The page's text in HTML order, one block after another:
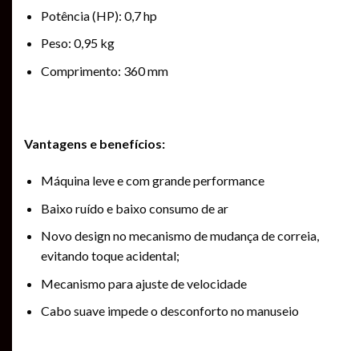
Potência (HP): 0,7 hp
Peso: 0,95 kg
Comprimento: 360 mm
Vantagens e benefícios:
Máquina leve e com grande performance
Baixo ruído e baixo consumo de ar
Novo design no mecanismo de mudança de correia,
evitando toque acidental;
Mecanismo para ajuste de velocidade
Cabo suave impede o desconforto no manuseio